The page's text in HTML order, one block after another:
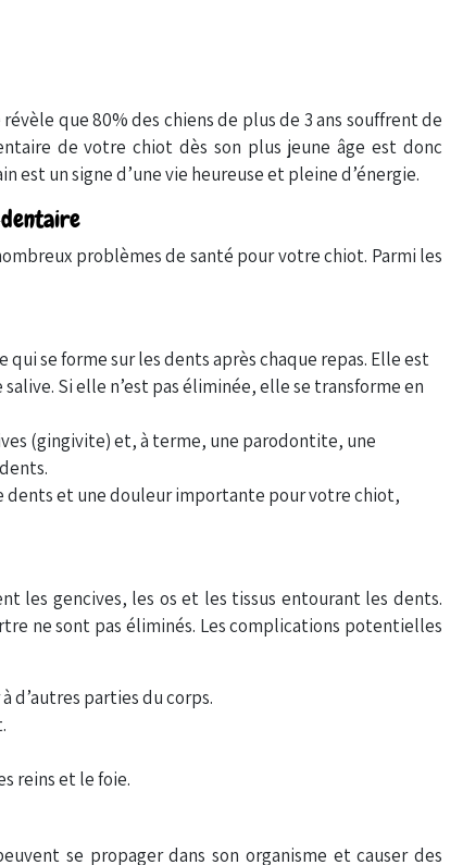
que 80% des chiens de plus de 3 ans souffrent de
de votre chiot dès son plus jeune âge est donc
est un signe d’une vie heureuse et pleine d’énergie.
dentaire
problèmes de santé pour votre chiot. Parmi les
se forme sur les dents après chaque repas. Elle est
Si elle n’est pas éliminée, elle se transforme en
(gingivite) et, à terme, une parodontite, une
dents et une douleur importante pour votre chiot,
les gencives, les os et les tissus entourant les dents.
ne sont pas éliminés. Les complications potentielles
d’autres parties du corps.
reins et le foie.
se propager dans son organisme et causer des